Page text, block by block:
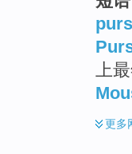
上
更多